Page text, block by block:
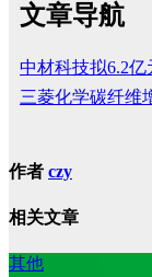
文章导航
中材科技拟6.2
三菱化学碳纤维
作者 czy
相关文章
其他